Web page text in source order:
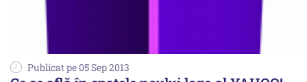
Publicat pe 05 Sep 2013